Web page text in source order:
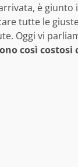
arrivata, è
tutte le
Oggi vi
così